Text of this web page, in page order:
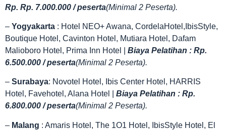
Rp. Rp. 7.000.000 / peserta(Minimal 2 Peserta).
– Yogyakarta : Hotel NEO+ Awana, CordelaHotel,IbisStyle,
Boutique Hotel, Cavinton Hotel, Mutiara Hotel, Dafam
Malioboro Hotel, Prima Inn Hotel | Biaya Pelatihan : Rp.
6.500.000 / peserta(Minimal 2 Peserta).
– Surabaya: Novotel Hotel, Ibis Center Hotel, HARRIS
Hotel, Favehotel, Alana Hotel | Biaya Pelatihan : Rp.
6.800.000 / peserta(Minimal 2 Peserta).
– Malang : Amaris Hotel, The 1O1 Hotel, IbisStyle Hotel, El